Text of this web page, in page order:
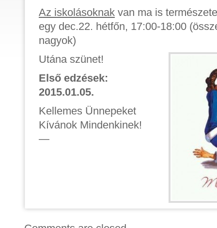
Az iskolásoknak van ma is
egy dec.22. hétfőn, 17:00-18:00
nagyok)
Utána szünet!
Első edzések:
2015.01.05.
Kellemes Ünnepeket
Kívánok Mindenkinek!
—